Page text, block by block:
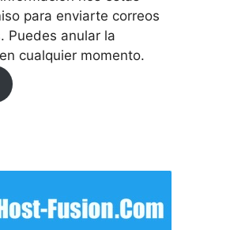
para enviarte correos
Puedes anular la
cualquier momento.